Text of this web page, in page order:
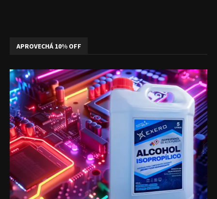
APROVECHÁ 10% OFF